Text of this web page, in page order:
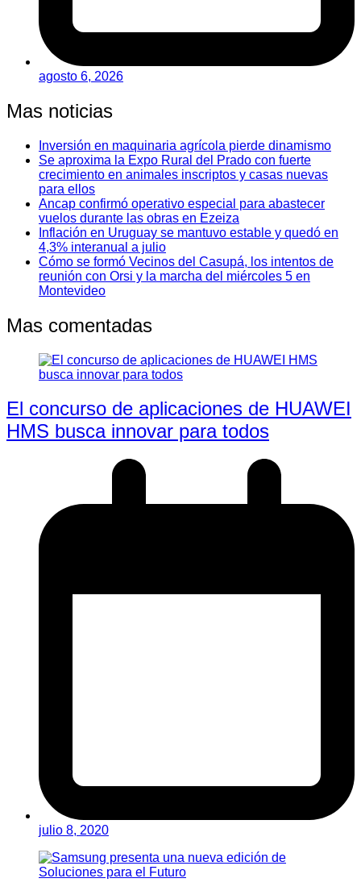
agosto 6, 2026
Mas noticias
Inversión en maquinaria agrícola pierde dinamismo
Se aproxima la Expo Rural del Prado con fuerte
crecimiento en animales inscriptos y casas nuevas
para ellos
Ancap confirmó operativo especial para abastecer
vuelos durante las obras en Ezeiza
Inflación en Uruguay se mantuvo estable y quedó en
4,3% interanual a julio
Cómo se formó Vecinos del Casupá, los intentos de
reunión con Orsi y la marcha del miércoles 5 en
Montevideo
Mas comentadas
El concurso de aplicaciones de HUAWEI
HMS busca innovar para todos
julio 8, 2020